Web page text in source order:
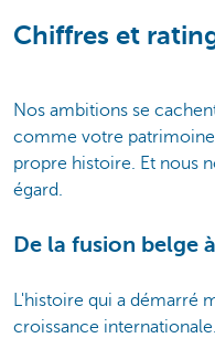
Chiffres et
Nos ambitions se
comme votre
propre histoire. Et nous
égard.
De la fusion belge
L'histoire qui a démarré
croissance